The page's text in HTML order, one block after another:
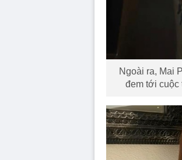
Ngoài ra, Mai
đem tới cuộc